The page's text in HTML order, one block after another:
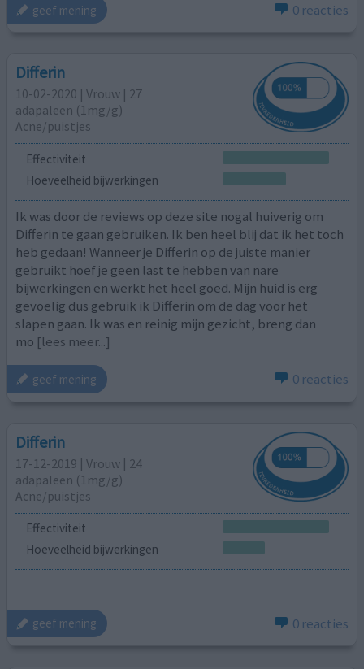
geef mening 0 reacties
Differin
10-02-2020 | Vrouw | 27
adapaleen (1mg/g)
Acne/puistjes
Effectiviteit
Hoeveelheid bijwerkingen
Ik was door de reviews op deze site nogal huiverig om
Differin te gaan gebruiken. Ik ben heel blij dat ik het toch
heb gedaan! Wanneer je Differin op de juiste manier
gebruikt hoef je geen last te hebben van nare
bijwerkingen en werkt het heel goed. Mijn huid is erg
gevoelig dus gebruik ik Differin om de dag voor het
slapen gaan. Ik was en reinig mijn gezicht, breng dan
mo [lees meer...]
geef mening 0 reacties
Differin
17-12-2019 | Vrouw | 24
adapaleen (1mg/g)
Acne/puistjes
Effectiviteit
Hoeveelheid bijwerkingen
geef mening 0 reacties